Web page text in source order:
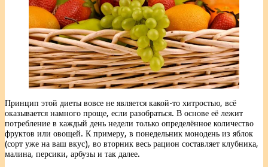
Принцип этой диеты вовсе не является какой-то хитростью, всё
оказывается намного проще, если разобраться. В основе её лежит
потребление в каждый день недели только определённое количество
фруктов или овощей. К примеру, в понедельник монодень из яблок
(сорт уже на ваш вкус), во вторник весь рацион составляет клубника,
малина, персики, арбузы и так далее.